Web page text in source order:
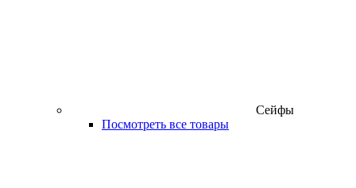
Сейфы
Посмотреть все товары